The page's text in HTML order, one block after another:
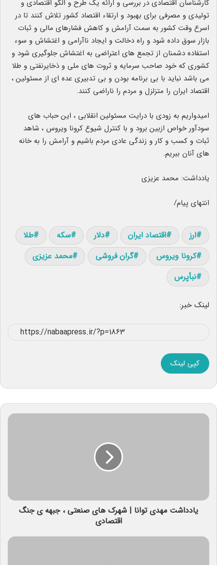
کارشناسان اقتصادی در بررسی و ارائه یک طرح و الگو اقتصادی و
تولیدی و مصرفی برای بهبود و ارتقاء اقتصاد کشور تلاش کنند تا در
اسرع وقت کشور به سمت آرامش و کاهش فشارهای مالی و ثبات
بازار سوق داده شود و راه دخالت و ایجاد ناآرامی و اغتشاش و سوء
استفاده دشمنان از تجمع های اعتراضی به اغتشاش جلوگیری شود و
کشوری که خود صاحب سرمایه و ثروت های ملی و ذخایرنفتی و طلا
می باشد نباید با بی برنامه بودن و بی تدبیری عده ای از مسئولین ،
اقتصاد ایران را متزلزل و مردم را ناراضی کنند.
امیدواریم به زودی با درایت مسئولین انقلابی ، این حباب های
سودآور خواص ازبین برود و با کنترل شیوع کرونا ویروس ، شاهد
ثبات و کسب و کار و زندگی عادی مردم باشیم و آرامش را به خانه
های آنان ببریم.
یادداشت: محمد عزیزی
انتهای پیام/
ارز اقتصاد ایران دلار سکه
طلا
کرونا ویروس
گران فروشی
محمد عزیزی
نبأپرس
لینک خبر:
کپی لینک
یادداشت مهدی توانا | شهرک های صنعتی ، جبهه ی جنگ
اقتصادی